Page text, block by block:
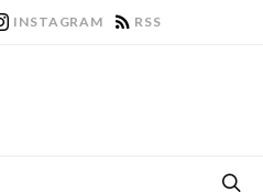
INSTAGRAM RSS